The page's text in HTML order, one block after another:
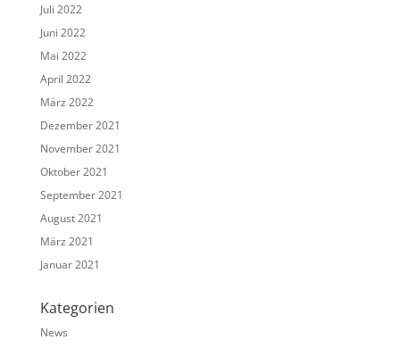
Juli 2022
Juni 2022
Mai 2022
April 2022
März 2022
Dezember 2021
November 2021
Oktober 2021
September 2021
August 2021
März 2021
Januar 2021
Kategorien
News